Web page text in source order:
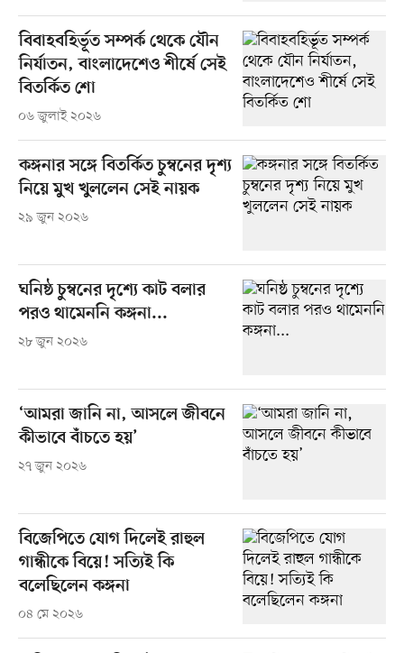
বিবাহবহির্ভূত সম্পর্ক থেকে যৌন
নির্যাতন, বাংলাদেশেও শীর্ষে সেই
বিতর্কিত শো
০৬ জুলাই ২০২৬
কঙ্গনার সঙ্গে বিতর্কিত চুম্বনের দৃশ্য
নিয়ে মুখ খুললেন সেই নায়ক
২৯ জুন ২০২৬
ঘনিষ্ঠ চুম্বনের দৃশ্যে কাট বলার
পরও থামেননি কঙ্গনা...
২৮ জুন ২০২৬
‘আমরা জানি না, আসলে জীবনে
কীভাবে বাঁচতে হয়’
২৭ জুন ২০২৬
বিজেপিতে যোগ দিলেই রাহুল
গান্ধীকে বিয়ে! সত্যিই কি
বলেছিলেন কঙ্গনা
০৪ মে ২০২৬